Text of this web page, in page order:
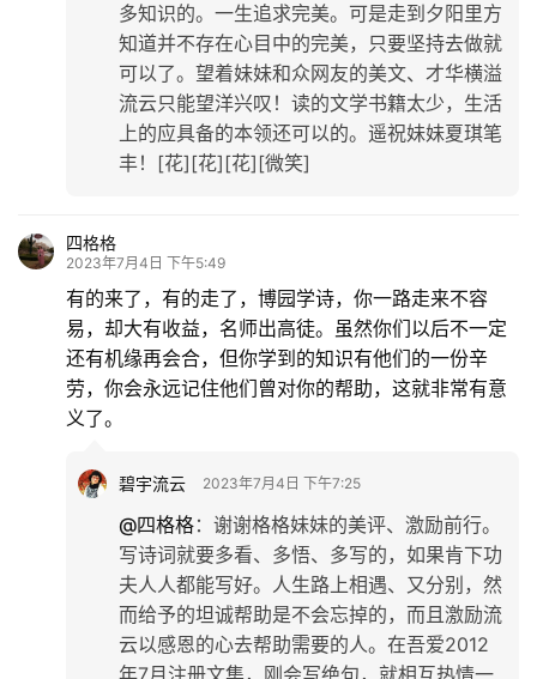
多知识的。一生追求完美。可是走到夕阳里方
知道并不存在心目中的完美，只要坚持去做就
可以了。望着妹妹和众网友的美文、才华横溢
流云只能望洋兴叹！读的文学书籍太少，生活
上的应具备的本领还可以的。遥祝妹妹夏琪笔
丰！[花][花][花][微笑]
四格格
2023年7月4日 下午5:49
有的来了，有的走了，博园学诗，你一路走来不容
易，却大有收益，名师出高徒。虽然你们以后不一定
还有机缘再会合，但你学到的知识有他们的一份辛
劳，你会永远记住他们曾对你的帮助，这就非常有意
义了。
碧宇流云 2023年7月4日 下午7:25
@四格格： 谢谢格格妹妹的美评、激励前行。
写诗词就要多看、多悟、多写的，如果肯下功
夫人人都能写好。人生路上相遇、又分别，然
而给予的坦诚帮助是不会忘掉的，而且激励流
云以感恩的心去帮助需要的人。在吾爱2012